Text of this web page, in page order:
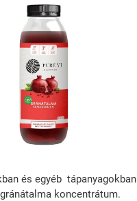
és egyéb tápanyagokban
koncentrátum.